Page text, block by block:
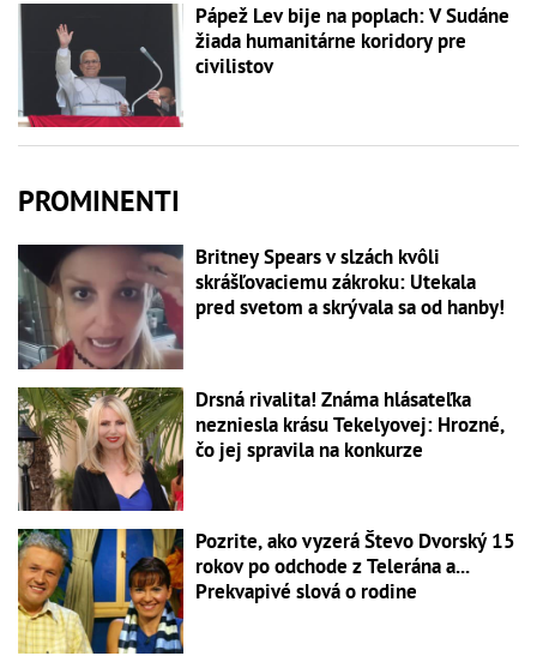
Pápež Lev bije na poplach: V Sudáne
žiada humanitárne koridory pre
civilistov
PROMINENTI
Britney Spears v slzách kvôli
skrášľovaciemu zákroku: Utekala
pred svetom a skrývala sa od hanby!
Drsná rivalita! Známa hlásateľka
nezniesla krásu Tekelyovej: Hrozné,
čo jej spravila na konkurze
Pozrite, ako vyzerá Števo Dvorský 15
rokov po odchode z Telerána a...
Prekvapivé slová o rodine